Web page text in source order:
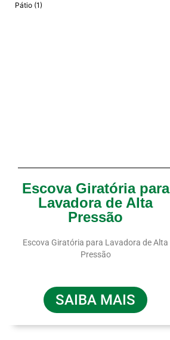
Pátio (1)
Escova Giratória para
Lavadora de Alta
Pressão
Escova Giratória para Lavadora de Alta
Pressão
SAIBA MAIS